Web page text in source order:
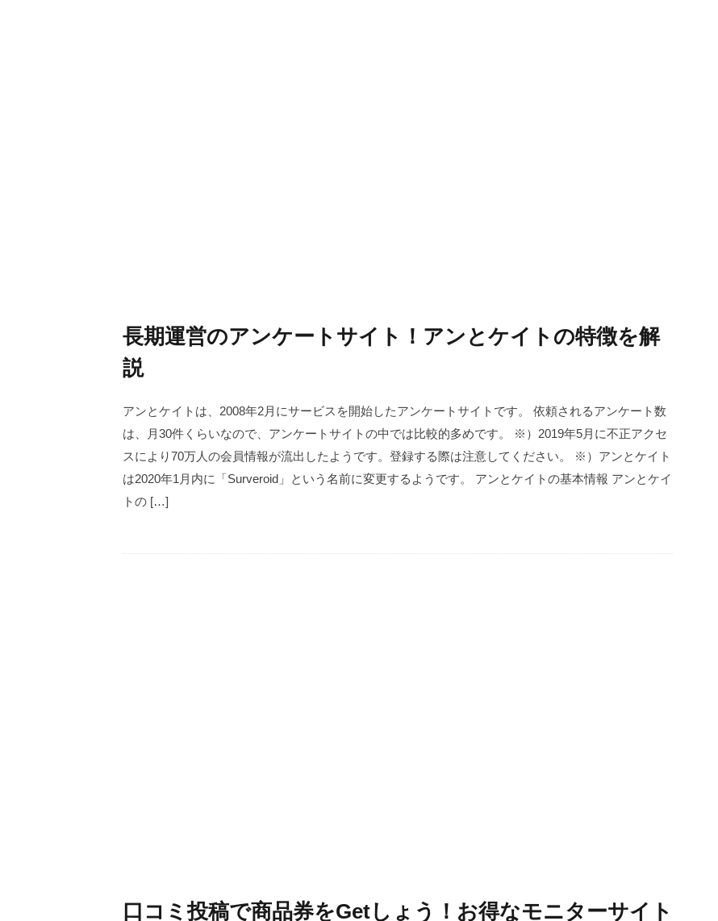
長期運営のアンケートサイト！アンとケイトの特徴を解
説
アンとケイトは、2008年2月にサービスを開始したアンケートサイトです。 依頼されるアンケート数
は、月30件くらいなので、アンケートサイトの中では比較的多めです。 ※）2019年5月に不正アクセ
スにより70万人の会員情報が流出したようです。登録する際は注意してください。 ※）アンとケイト
は2020年1月内に「Surveroid」という名前に変更するようです。 アンとケイトの基本情報 アンとケイ
トの […]
口コミ投稿で商品券をGetしょう！お得なモニターサイト